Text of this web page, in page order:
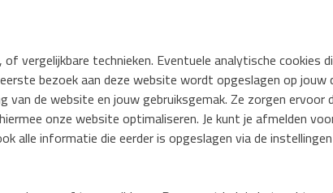
vergelijkbare technieken. Eventuele analytische cookies
bezoek aan deze website wordt opgeslagen op
van de website en jouw gebruiksgemak. Ze zorgen
onze website optimaliseren. Je kunt je afmelden
alle informatie die eerder is opgeslagen via de